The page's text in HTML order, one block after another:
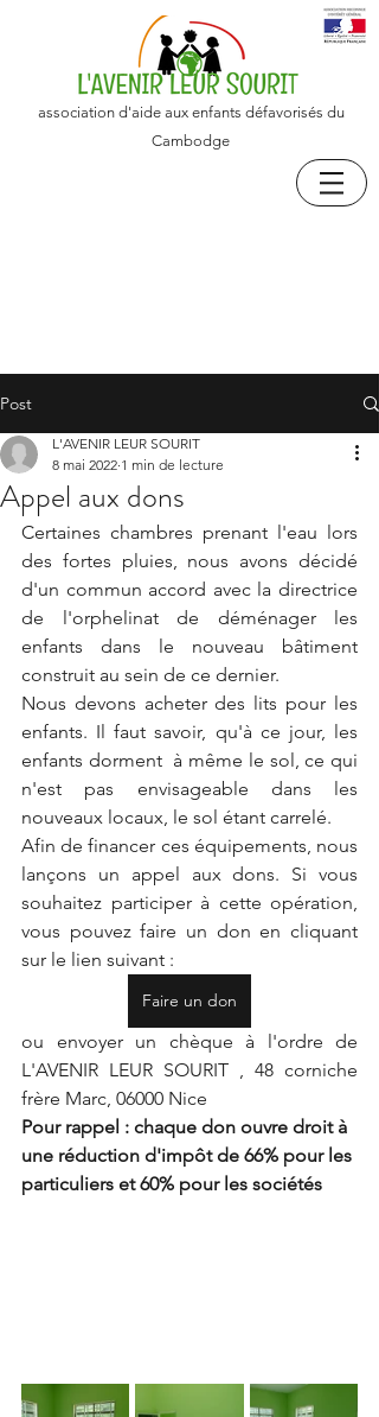
association d'aide aux enfants défavorisés du
Cambodge
Post
Appel aux dons
L'AVENIR LEUR SOURIT
8 mai 2022 1 min de lecture
Certaines chambres prenant l'eau lors
des fortes pluies, nous avons décidé
d'un commun accord avec la directrice
de l'orphelinat de déménager les
enfants dans le nouveau bâtiment
construit au sein de ce dernier.
Nous devons acheter des lits pour les
enfants. Il faut savoir, qu'à ce jour, les
enfants dorment  à même le sol, ce qui
n'est pas envisageable dans les
nouveaux locaux, le sol étant carrelé.
Afin de financer ces équipements, nous
lançons un appel aux dons. Si vous
souhaitez participer à cette opération,
vous pouvez faire un don en cliquant
sur le lien suivant :
Faire un don
ou envoyer un chèque à l'ordre de
L'AVENIR LEUR SOURIT , 48 corniche
frère Marc, 06000 Nice
Pour rappel : chaque don ouvre droit à
une réduction d'impôt de 66% pour les
particuliers et 60% pour les sociétés